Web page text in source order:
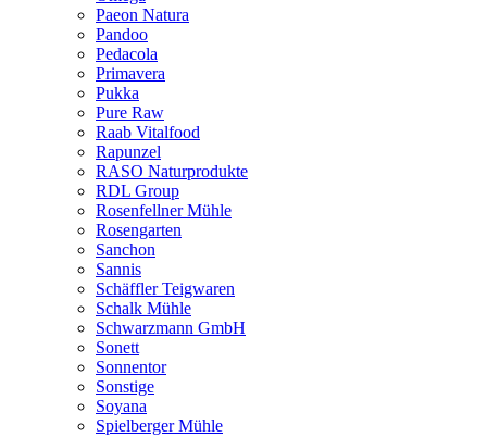
Paeon Natura
Pandoo
Pedacola
Primavera
Pukka
Pure Raw
Raab Vitalfood
Rapunzel
RASO Naturprodukte
RDL Group
Rosenfellner Mühle
Rosengarten
Sanchon
Sannis
Schäffler Teigwaren
Schalk Mühle
Schwarzmann GmbH
Sonett
Sonnentor
Sonstige
Soyana
Spielberger Mühle